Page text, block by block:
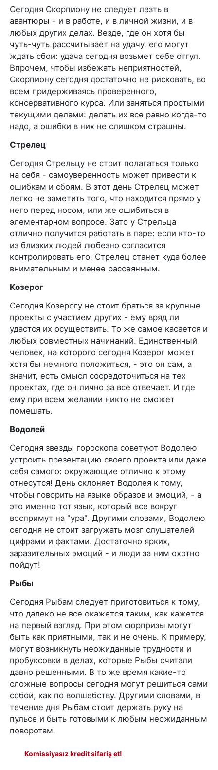
Сегодня Скорпиону не следует лезть в
авантюры - и в работе, и в личной жизни, и в
любых других делах. Везде, где он хотя бы
чуть-чуть рассчитывает на удачу, его могут
ждать сбои: удача сегодня возьмет себе отгул.
Впрочем, чтобы избежать неприятностей,
Скорпиону сегодня достаточно не рисковать, во
всем придерживаясь проверенного,
консервативного курса. Или заняться простыми
текущими делами: делать их все равно когда-то
надо, а ошибки в них не слишком страшны.
Стрелец
Сегодня Стрельцу не стоит полагаться только
на себя - самоуверенность может привести к
ошибкам и сбоям. В этот день Стрелец может
легко не заметить того, что находится прямо у
него перед носом, или же ошибиться в
элементарном вопросе. Зато у Стрельца
отлично получится работать в паре: если кто-то
из близких людей любезно согласится
контролировать его, Стрелец станет куда более
внимательным и менее рассеянным.
Козерог
Сегодня Козерогу не стоит браться за крупные
проекты с участием других - ему вряд ли
удастся их осуществить. То же самое касается и
любых совместных начинаний. Единственный
человек, на которого сегодня Козерог может
хотя бы немного положиться, - это он сам, а
значит, есть смысл сосредоточиться на тех
проектах, где он лично за все отвечает. И где
ему при всем желании никто не сможет
помешать.
Водолей
Сегодня звезды гороскопа советуют Водолею
устроить презентацию своего проекта или даже
себя самого: окружающие отлично к этому
отнесутся! День склоняет Водолея к тому,
чтобы говорить на языке образов и эмоций, - а
это именно тот язык, который все вокруг
воспримут на "ура". Другими словами, Водолею
сегодня не стоит загружать мозг слушателей
цифрами и фактами. Достаточно ярких,
заразительных эмоций - и люди за ним охотно
пойдут!
Рыбы
Сегодня Рыбам следует приготовиться к тому,
что далеко не все окажется таким, как кажется
на первый взгляд. При этом сюрпризы могут
быть как приятными, так и не очень. К примеру,
могут возникнуть неожиданные трудности и
пробуксовки в делах, которые Рыбы считали
давно решенными. В то же время какие-то
сложные вопросы сегодня могут решиться сами
собой, как по волшебству. Другими словами, в
течение дня Рыбам стоит держать руку на
пульсе и быть готовыми к любым неожиданным
поворотам.
Komissiyasız kredit sifariş et!